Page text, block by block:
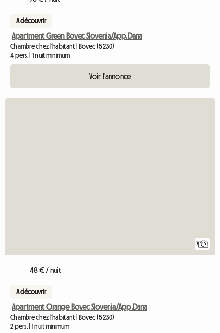
A découvrir
Apartment Green Bovec Slovenia/App.Dana
Chambre chez l'habitant | Bovec (5230)
4 pers. | 1 nuit minimum
Voir l'annonce
7
48 € / nuit
A découvrir
Apartment Orange Bovec Slovenia/App.Dana
Chambre chez l'habitant | Bovec (5230)
2 pers. | 1 nuit minimum